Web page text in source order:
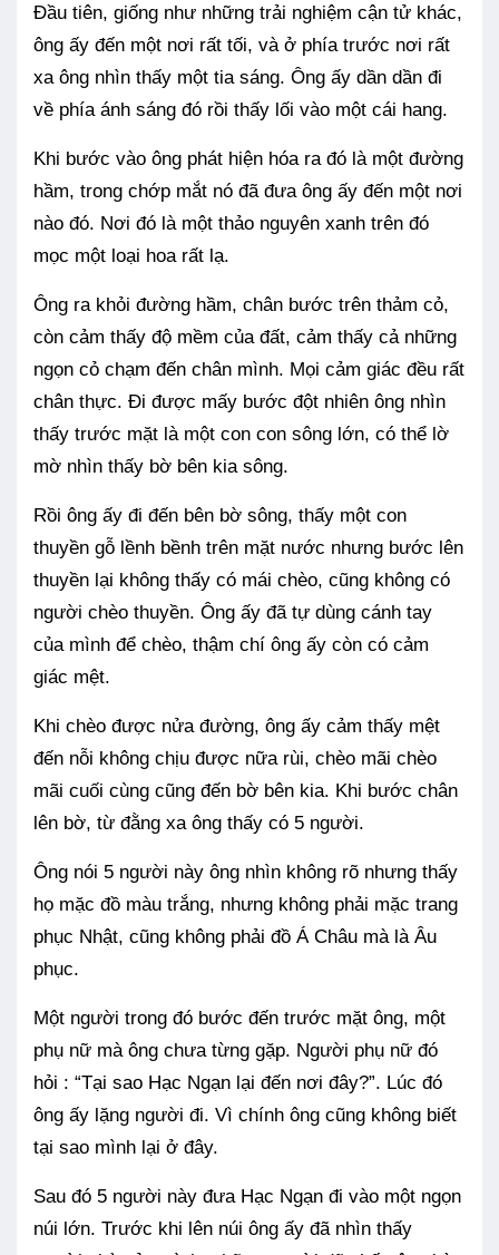
Đầu tiên, giống như những trải nghiệm cận tử khác,
ông ấy đến một nơi rất tối, và ở phía trước nơi rất
xa ông nhìn thấy một tia sáng. Ông ấy dần dần đi
về phía ánh sáng đó rồi thấy lối vào một cái hang.
Khi bước vào ông phát hiện hóa ra đó là một đường
hầm, trong chớp mắt nó đã đưa ông ấy đến một nơi
nào đó. Nơi đó là một thảo nguyên xanh trên đó
mọc một loại hoa rất lạ.
Ông ra khỏi đường hầm, chân bước trên thảm cỏ,
còn cảm thấy độ mềm của đất, cảm thấy cả những
ngọn cỏ chạm đến chân mình. Mọi cảm giác đều rất
chân thực. Đi được mấy bước đột nhiên ông nhìn
thấy trước mặt là một con con sông lớn, có thể lờ
mờ nhìn thấy bờ bên kia sông.
Rồi ông ấy đi đến bên bờ sông, thấy một con
thuyền gỗ lềnh bềnh trên mặt nước nhưng bước lên
thuyền lại không thấy có mái chèo, cũng không có
người chèo thuyền. Ông ấy đã tự dùng cánh tay
của mình để chèo, thậm chí ông ấy còn có cảm
giác mệt.
Khi chèo được nửa đường, ông ấy cảm thấy mệt
đến nỗi không chịu được nữa rùi, chèo mãi chèo
mãi cuối cùng cũng đến bờ bên kia. Khi bước chân
lên bờ, từ đằng xa ông thấy có 5 người.
Ông nói 5 người này ông nhìn không rõ nhưng thấy
họ mặc đồ màu trắng, nhưng không phải mặc trang
phục Nhật, cũng không phải đồ Á Châu mà là Âu
phục.
Một người trong đó bước đến trước mặt ông, một
phụ nữ mà ông chưa từng gặp. Người phụ nữ đó
hỏi : “Tại sao Hạc Ngạn lại đến nơi đây?”. Lúc đó
ông ấy lặng người đi. Vì chính ông cũng không biết
tại sao mình lại ở đây.
Sau đó 5 người này đưa Hạc Ngạn đi vào một ngọn
núi lớn. Trước khi lên núi ông ấy đã nhìn thấy